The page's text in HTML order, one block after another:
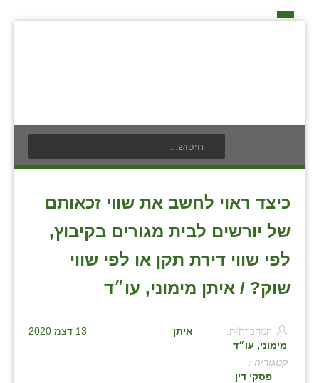
כיצד ראוי לחשב את שווי זכאותם
של יורשים לבית מגורים בקיבוץ,
לפי שווי דירת תקן או לפי שווי
שוק? / איתן מימוני, עו״ד
13 דצמ 2020 המחברת/ת:
איתן
מימוני, עו״ד
קטגוריה :
פסקי דין
בעלי תפקיד בתנועה
חברי מזכירות האיחוד החקלאי
ועידות האיחוד החקלאי
אילניה
בית יצחק
ביתן אהרון
בני ציון
בצרה
לוח אירועים
פרסום מודעה